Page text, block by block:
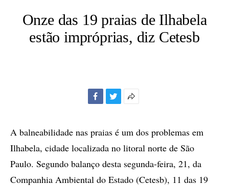
Onze das 19 praias de Ilhabela
estão impróprias, diz Cetesb
compartilhamento
A balneabilidade nas praias é um dos problemas em
Ilhabela, cidade localizada no litoral norte de São
Paulo. Segundo balanço desta segunda-feira, 21, da
Companhia Ambiental do Estado (Cetesb), 11 das 19